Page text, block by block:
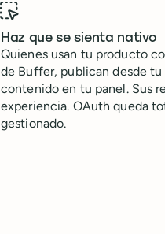
Haz que se sienta nativo
Quienes usan tu producto
de Buffer, publican desde
contenido en tu panel. Sus
experiencia. OAuth queda
gestionado.